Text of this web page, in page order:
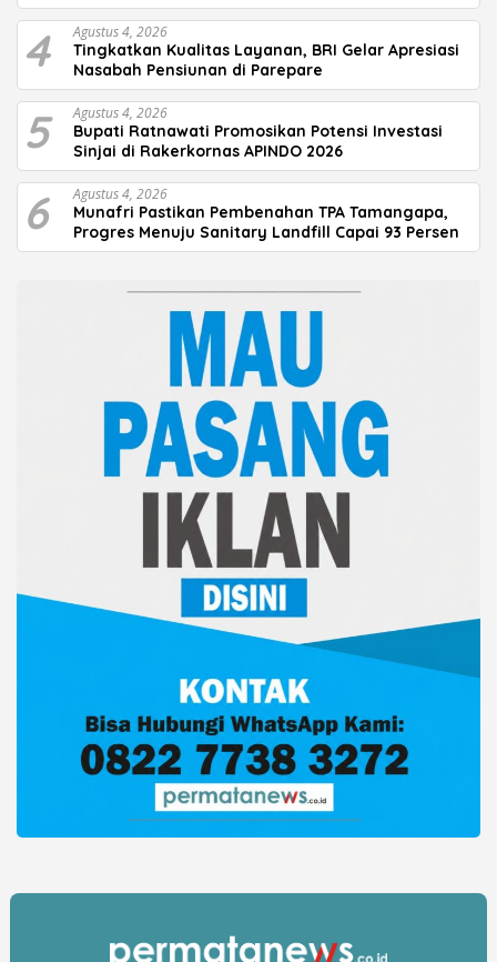
4 Agustus 4, 2026
Tingkatkan Kualitas Layanan, BRI Gelar Apresiasi
Nasabah Pensiunan di Parepare
5 Agustus 4, 2026
Bupati Ratnawati Promosikan Potensi Investasi
Sinjai di Rakerkornas APINDO 2026
6 Agustus 4, 2026
Munafri Pastikan Pembenahan TPA Tamangapa,
Progres Menuju Sanitary Landfill Capai 93 Persen